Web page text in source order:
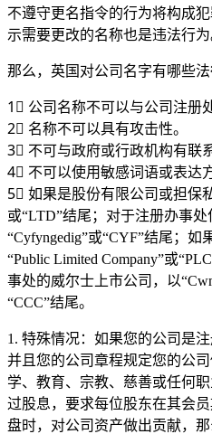
不遵守更名指令的行为将构成
示需要更改的名称也是违法行为
那么，英国对公司名字有哪些法
1⃣ 公司名称不可以与公司注册
2⃣ 名称不可以具有攻击性。
3⃣ 不可与政府或行政机构有联系
4⃣ 不可以使用敏感词语或表达
5⃣ 如果是股份有限公司或担保
或“LTD”结尾；对于注册办事
“Cyfyngedig”或“CYF”结尾；
“Public Limited Company”或
事处的威尔士上市公司，以
“CCC”结尾。
1. 特殊情况：如果您的公司是
并且您的公司章程规定您的公
学、教育、宗教、慈善或任何
过股息，要求每位股东在其会
盘时，对公司资产做出贡献，